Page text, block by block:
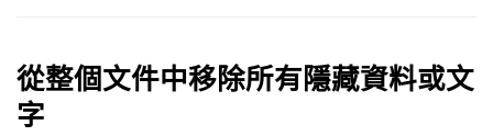
從整個文件中移除所有隱藏資料或文
字